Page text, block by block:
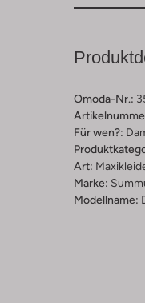
Omoda-Nr.:
Für wen?:
Art:
Marke:
Modellname: